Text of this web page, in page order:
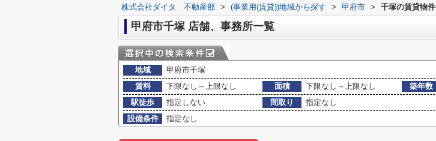
株式会社ダイタ 不動産部 > (事業用(賃貸))地域から探す > 甲府市 > 千塚の賃貸物件
甲府市千塚 店舗、事務所一覧
地域
甲府市千塚
賃料
下限なし～上限なし 面積 下限なし～上限なし 築年数
駅徒歩
指定しない 間取り
指定なし
設備条件
指定なし